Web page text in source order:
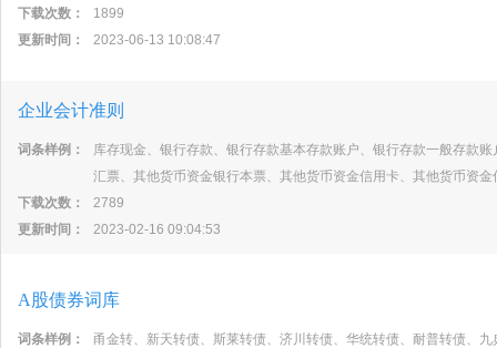
下载次数：
1899
更新时间：
2023-06-13 10:08:47
企业会计准则
词条样例：
库存现金、银行存款、银行存款基本存款账户、银行存款一般存款
汇票、其他货币资金银行本票、其他货币资金信用卡、其他货币资金
下载次数：
2789
更新时间：
2023-02-16 09:04:53
A股债券词库
词条样例：
甬金转、新天转债、斯莱转债、济川转债、华统转债、耐普转债、